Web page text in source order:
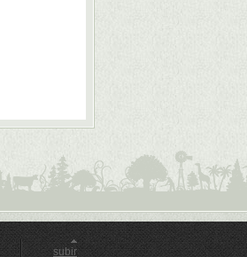
subir